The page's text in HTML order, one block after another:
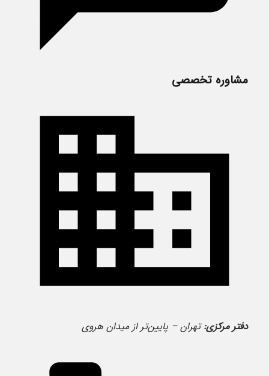
مشاوره تخصصی
دفتر مرکزی:تهران – پایین‌تر از میدان هروی